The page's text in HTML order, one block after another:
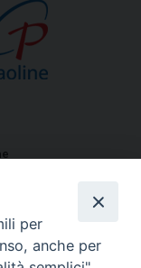
generale
per
anche per